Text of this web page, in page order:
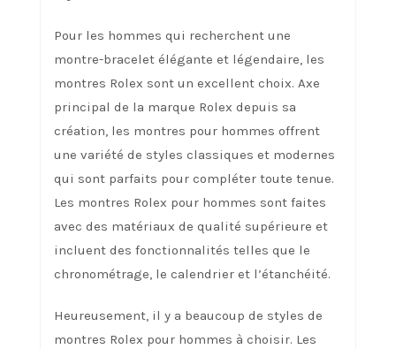
Pour les hommes qui recherchent une
montre-bracelet élégante et légendaire, les
montres Rolex sont un excellent choix. Axe
principal de la marque Rolex depuis sa
création, les montres pour hommes offrent
une variété de styles classiques et modernes
qui sont parfaits pour compléter toute tenue.
Les montres Rolex pour hommes sont faites
avec des matériaux de qualité supérieure et
incluent des fonctionnalités telles que le
chronométrage, le calendrier et l’étanchéité.
Heureusement, il y a beaucoup de styles de
montres Rolex pour hommes à choisir. Les